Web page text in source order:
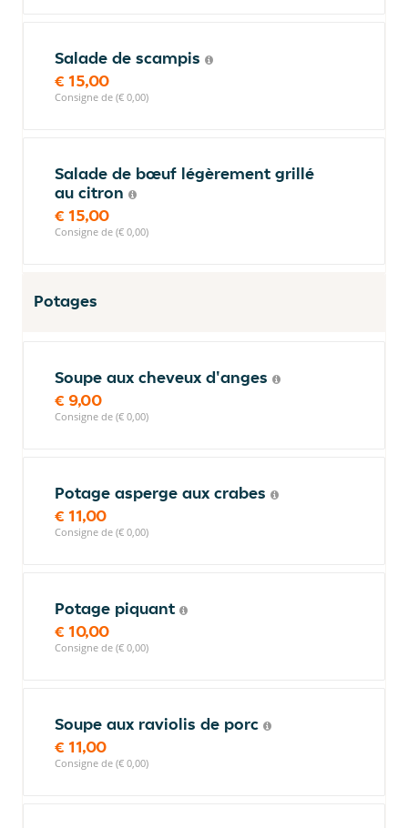
Salade de scampis
€ 15,00
Consigne de (€ 0,00)
Salade de bœuf légèrement grillé
au citron
€ 15,00
Consigne de (€ 0,00)
Potages
Soupe aux cheveux d'anges
€ 9,00
Consigne de (€ 0,00)
Potage asperge aux crabes
€ 11,00
Consigne de (€ 0,00)
Potage piquant
€ 10,00
Consigne de (€ 0,00)
Soupe aux raviolis de porc
€ 11,00
Consigne de (€ 0,00)